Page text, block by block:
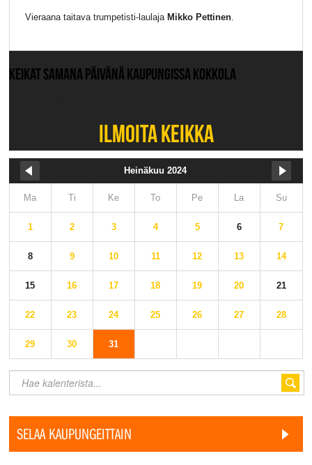
Vieraana taitava trumpetisti-laulaja Mikko Pettinen.
KEIKAT SAMANA PÄIVÄNÄ KAUPUNGISSA KOKKOLA
ILMOITA KEIKKA
Heinäkuu 2024
Ma Ti Ke To Pe La Su
1 2 3 4 5 6 7
8 9 10 11 12 13 14
15 16 17 18 19 20 21
22 23 24 25 26 27 28
29 30 31
SELAA KAUPUNGEITTAIN